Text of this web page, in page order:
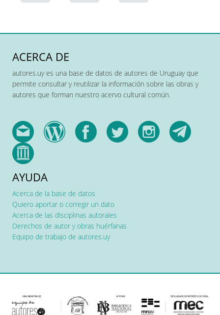
ACERCA DE
autores.uy es una base de datos de autores de Uruguay que
permite consultar y reutilizar la información sobre las obras y
autores que forman nuestro acervo cultural común.
AYUDA
Acerca de la base de datos
Quiero aportar o corregir un dato
Acerca de las disciplinas autorales
Derechos de autor y obras huérfanas
Equipo de trabajo de autores.uy